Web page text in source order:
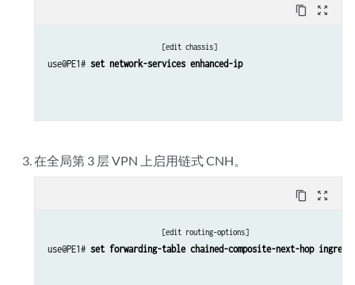
content_copy zoom_out_map
[edit chassis]
use@PE1# set network-services enhanced-ip
在全局第 3 层 VPN 上启用链式 CNH。
content_copy zoom_out_map
[edit routing-options]
use@PE1# set forwarding-table chained-composite-next-hop